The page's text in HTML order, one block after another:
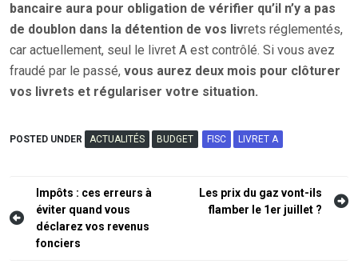
bancaire aura pour obligation de vérifier qu’il n’y a pas
de doublon dans la détention de vos livrets réglementés,
car actuellement, seul le livret A est contrôlé. Si vous avez
fraudé par le passé, vous aurez deux mois pour clôturer
vos livrets et régulariser votre situation.
POSTED UNDER ACTUALITÉS BUDGET FISC LIVRET A
Navigation
de
l’article
Impôts : ces erreurs à
éviter quand vous
déclarez vos revenus
fonciers
Les prix du gaz vont-ils
flamber le 1er juillet ?